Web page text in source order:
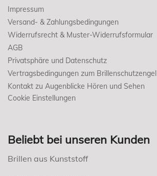
Impressum
Versand- & Zahlungsbedingungen
Widerrufsrecht & Muster-Widerrufsformular
AGB
Privatsphäre und Datenschutz
Vertragsbedingungen zum Brillenschutzengel
Kontakt zu Augenblicke Hören und Sehen
Cookie Einstellungen
Beliebt bei unseren Kunden
Brillen aus Kunststoff